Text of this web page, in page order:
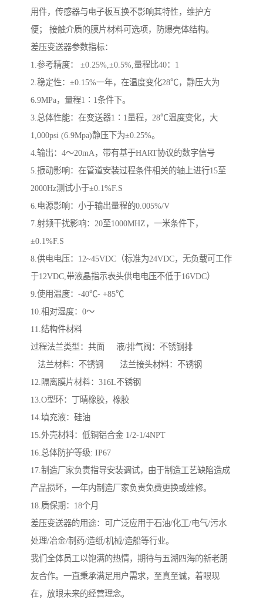
用件，传感器与电子板互换不影响其特性，维护方
便； 接触介质的膜片材料可选项，防爆壳体结构。
差压变送器参数指标：
1.参考精度： ±0.25%,±0.5%,量程比40：1
2.稳定性：±0.15%一年，在温度变化28℃，静压大为
6.9MPa，量程1∶1条件下。
3.总体性能：在变送器1∶1量程，28℃温度变化，大
1,000psi (6.9Mpa)静压下为±0.25%。
4.输出：4～20mA，带有基于HART协议的数字信号
5.振动影响：在管道安装过程条件相关的轴上进行15至
2000Hz测试小于±0.1%F.S
6.电源影响：小于输出量程的0.005%/V
7.射频干扰影响：20至1000MHZ，一米条件下，
±0.1%F.S
8.供电电压：12~45VDC（标准为24VDC，无负载可工作
于12VDC,带液晶指示表头供电电压不低于16VDC）
9.使用温度：-40℃- +85℃
10.相对湿度：0～
11.结构件材料
过程法兰类型：共面 液/排气阀：不锈钢排
法兰材料：不锈钢 法兰接头材料：不锈钢
12.隔离膜片材料：316L不锈钢
13.O型环：丁晴橡胶，橡胶
14.填充液：硅油
15.外壳材料：低铜铝合金 1/2-1/4NPT
16.总体防护等级: IP67
17.制造厂家负责指导安装调试，由于制造工艺缺陷造成
产品损坏，一年内制造厂家负责免费更换或维修。
18.质保期：18个月
差压变送器的用途：可广泛应用于石油/化工/电气/污水
处理/冶金/制药/造纸/机械/造船等行业。
我们全体员工以饱满的热情，期待与五湖四海的新老朋
友合作。一直秉承满足用户需求，至真至诚，着眼现
在，放眼未来的经营理念。